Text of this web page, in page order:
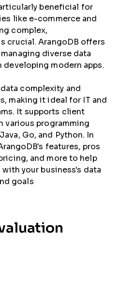
beneficial for
like e-commerce and
complex,
crucial. ArangoDB offers
diverse data
modern apps.
complexity and
making it ideal for IT and
It supports client
various programming
Go, and Python. In
features, pros
and more to help
your business's data
goals